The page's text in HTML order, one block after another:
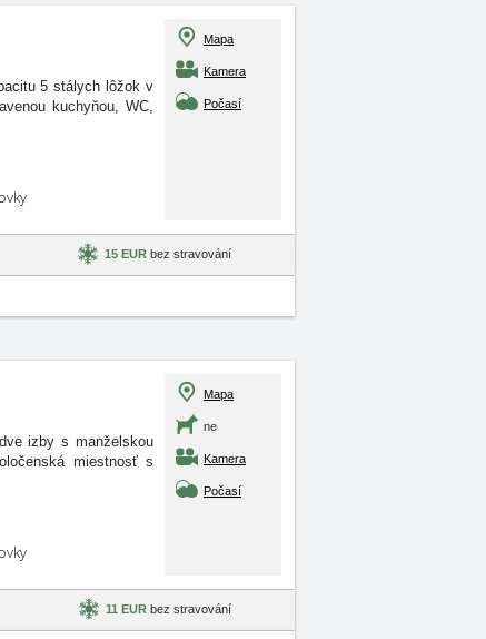
5 stálych lôžok v
kuchyňou, WC,
Mapa
Kamera
Počasí
15 EUR bez stravování
izby s manželskou
miestnosť s
Mapa
ne
Kamera
Počasí
11 EURbez stravování